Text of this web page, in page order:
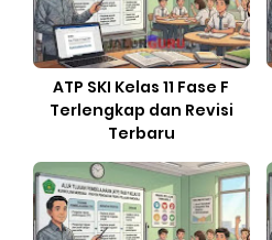
ATP SKI Kelas 11 Fase F
Terlengkap dan Revisi
Terbaru